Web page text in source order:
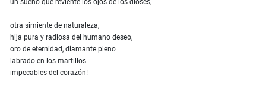
un sueño que reviente los ojos de los dioses,
otra simiente de naturaleza,
hija pura y radiosa del humano deseo,
oro de eternidad, diamante pleno
labrado en los martillos
impecables del corazón!